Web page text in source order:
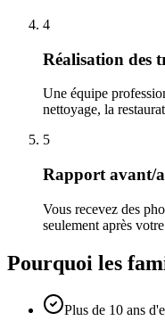
4
Réalisation des
Une équipe
nettoyage, la
5
Rapport avant/
Vous recevez des
seulement après
Pourquoi les
Plus de 10 ans